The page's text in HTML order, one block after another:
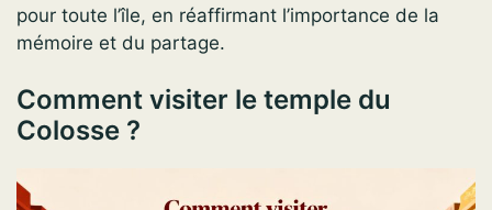
pour toute l’île, en réaffirmant l’importance de la
mémoire et du partage.
Comment visiter le temple du
Colosse ?